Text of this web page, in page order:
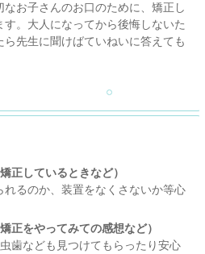
お子さんのお口のために、矯正し
。大人になってから後悔しないた
先生に聞けばていねいに答えても
正しているときなど）
るのか、装置をなくさないか等心
正をやってみての感想など）
歯なども見つけてもらったり安心